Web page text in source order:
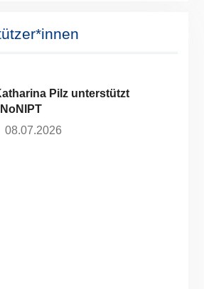
Pilz unterstützt
08.07.2026